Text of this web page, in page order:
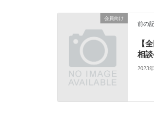
会員向け
前の
【
相談
2023